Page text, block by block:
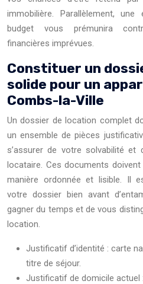
immobilière. Parallèlement,
budget vous prémunira
financières imprévues.
Constituer un
solide pour un
Combs-la-Ville
Un dossier de location complet
un ensemble de pièces
s’assurer de votre solvabilité
locataire. Ces documents
manière ordonnée et lisible. Il
votre dossier bien avant
gagner du temps et de vous
location.
Justificatif d’identité : carte
titre de séjour.
Justificatif de domicile actuel